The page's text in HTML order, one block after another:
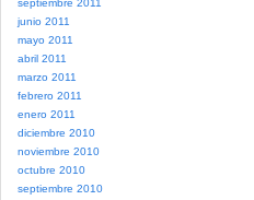
septiembre 2011
junio 2011
mayo 2011
abril 2011
marzo 2011
febrero 2011
enero 2011
diciembre 2010
noviembre 2010
octubre 2010
septiembre 2010